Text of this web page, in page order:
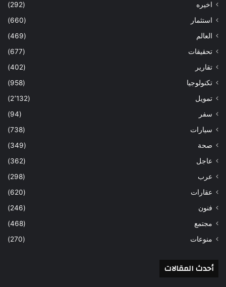
اخيره
(292)
استثمار
(660)
العالم
(469)
تحقيقات
(677)
تقارير
(402)
تكنولوجيا
(958)
تمويل
(2٬132)
سفر
(94)
سيارات
(738)
صحة
(349)
عاجل
(362)
عرب
(298)
عقارات
(620)
فنون
(246)
مجتمع
(468)
منوعات
(270)
أحدث المقالات